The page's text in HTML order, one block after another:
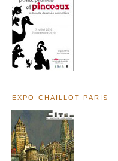
EXPO CHAILLOT PARIS